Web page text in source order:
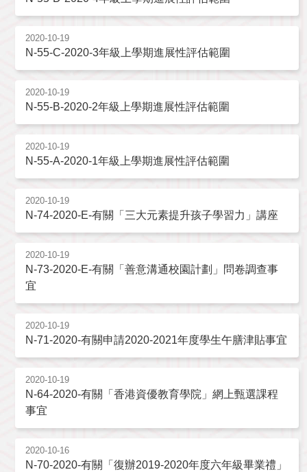
2020-10-19
N-55-C-2020-3年級上學期進展性評估範圍
2020-10-19
N-55-B-2020-2年級上學期進展性評估範圍
2020-10-19
N-55-A-2020-1年級上學期進展性評估範圍
2020-10-19
N-74-2020-E-有關「三大元素提升孩子學習力」講座
2020-10-19
N-73-2020-E-有關「善意溝通校園計劃」問卷調查事
宜
2020-10-19
N-71-2020-有關申請2020-2021年度學生午膳津貼事宜
2020-10-19
N-64-2020-有關「香港資優教育學院」網上甄選課程
事宜
2020-10-16
N-70-2020-有關「復辦2019-2020年度六年級畢業禮」